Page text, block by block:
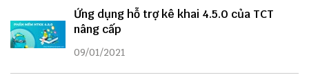
Ứng dụng hỗ trợ kê khai 4.5.0 của TCT
nâng cấp
09/01/2021